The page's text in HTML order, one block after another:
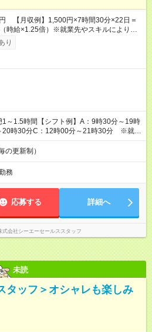
【月収例】1,500円×7時間30分×22日＝
時給×1.25倍）※就業先やスキルにより異
り
～1.5時間【シフト例】A：9時30分～19時
20時30分C：12時00分～21時30分 ※就業
致します。
の更新制）
務
応募する 詳細へ
式会社シーエーセールススタッフ
未読
タッフ＞オシャレも楽しみ